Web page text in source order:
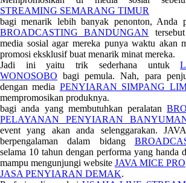
STREAMING SEMARANG TIMUR
bagi menarik lebih banyak penonton, Anda
BROADCASTING BANDUNGAN
media sosial agar mereka punya waktu akan
promosi eksklusif buat menarik minat mereka.
Jadi ini yaitu trik sederhana untuk
WONOSOBO bagi pemula. Nah, para
dengan media PENYIARAN SIMPANG
mempromosikan produknya.
bagi anda yang membutuhkan peralatan
PELAYANAN PENYIARAN
event yang akan anda selenggarakan.
berpengalaman dalam bidang
selama 10 tahun dengan performa yang handa
mampu mengunjungi website JAVA MICE PRO
JASA PENYIARAN DEMAK.